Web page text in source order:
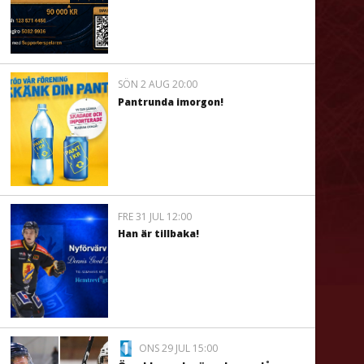
SÖN 2 AUG 20:00
Pantrunda imorgon!
FRE 31 JUL 12:00
Han är tillbaka!
ONS 29 JUL 15:00